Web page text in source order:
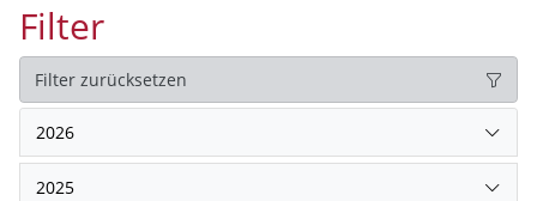
Filter
Filter zurücksetzen
2026
2025